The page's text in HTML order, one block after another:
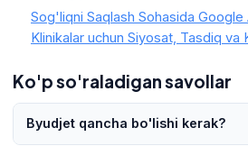
Sog'liqni Saqlash Sohasida Google
Klinikalar uchun Siyosat, Tasdiq va
Ko'p so'raladigan savollar
Byudjet qancha bo'lishi kerak?